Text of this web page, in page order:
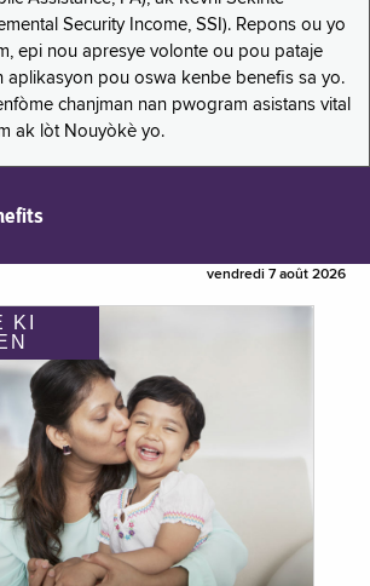
Security Income, SSI). Repons ou yo
epi nou apresye volonte ou pou pataje
aplikasyon pou oswa kenbe benefis sa yo.
chanjman nan pwogram asistans vital
ak lòt Nouyòkè yo.
vendredi 7 août 2026
KI